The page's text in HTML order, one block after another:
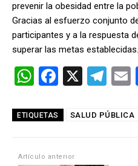
prevenir la obesidad entre la
Gracias al esfuerzo conjunto
participantes y a la respuesta
superar las metas establecidas.
W
at
A
F
ce
o
X
T
e
ETIQUETAS SALUD PÚBLICA
Artículo anterior